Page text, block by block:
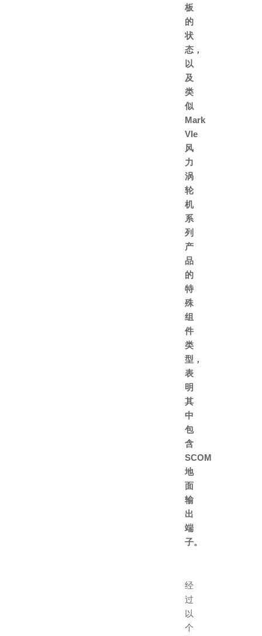
板
的
状
态，
以
及
类
似
Mark
VIe
风
力
涡
轮
机
系
列
产
品
的
特
殊
组
件
类
型，
表
明
其
中
包
含
SCOM
地
面
输
出
端
子。
经
过
以
个